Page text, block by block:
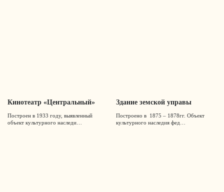
Кинотеатр «Центральный»
Построен в 1933 году, выявленный
объект культурного наследи…
Здание земской управы
Построено в 1875 – 1878гг. Объект
культурного наследия фед…